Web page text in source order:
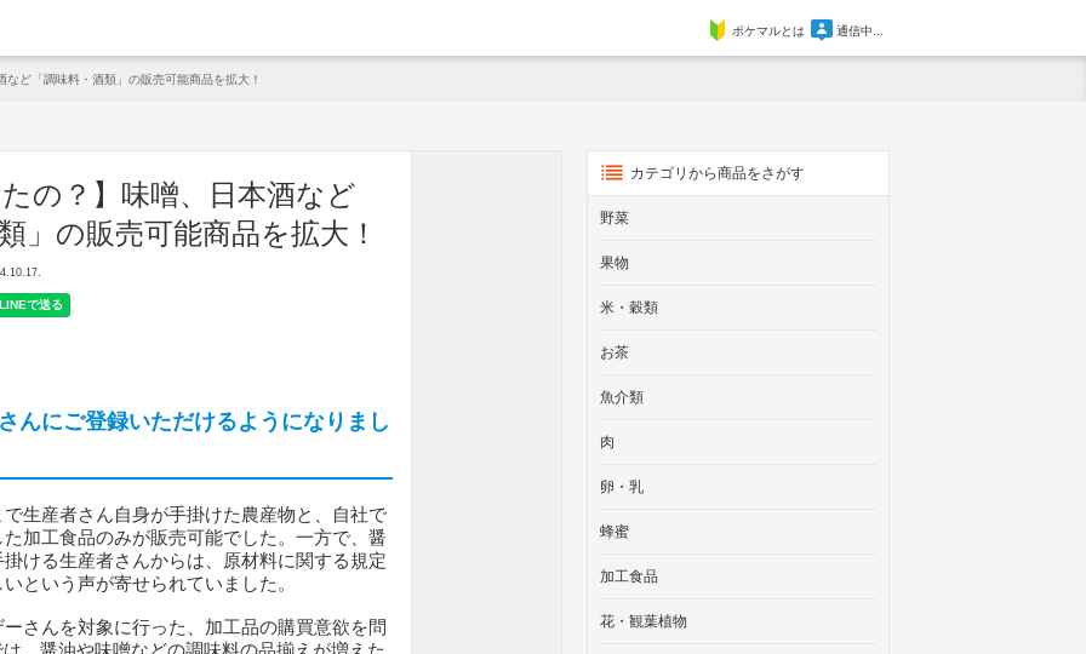
ポケマルとは 通信中...
ど「調味料・酒類」の販売可能商品を拡大！
の？】味噌、日本酒など
」の販売可能商品を拡大！
んにご登録いただけるようになりまし
生産者さん自身が手掛けた農産物と、自社で
加工食品のみが販売可能でした。一方で、醤
ける生産者さんからは、原材料に関する規定
という声が寄せられていました。
さんを対象に行った、加工品の購買意欲を問
、醤油や味噌などの調味料の品揃えが増えた
カテゴリから商品をさがす
野菜
果物
米・穀類
お茶
魚介類
肉
卵・乳
蜂蜜
加工食品
花・観葉植物